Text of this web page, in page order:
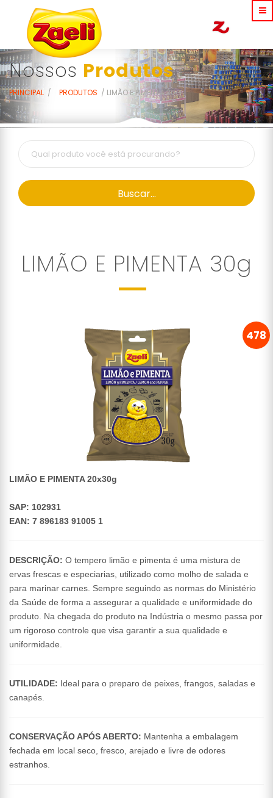
Nossos Produtos
PRINCIPAL PRODUTOS LIMÃO E PIMENTA 30G
Buscar...
LIMÃO E PIMENTA 30g
478
LIMÃO E PIMENTA 20x30g
SAP: 102931
EAN: 7 896183 91005 1
DESCRIÇÃO: O tempero limão e pimenta é uma mistura de
ervas frescas e especiarias, utilizado como molho de salada e
para marinar carnes. Sempre seguindo as normas do Ministério
da Saúde de forma a assegurar a qualidade e uniformidade do
produto. Na chegada do produto na Indústria o mesmo passa por
um rigoroso controle que visa garantir a sua qualidade e
uniformidade.
UTILIDADE: Ideal para o preparo de peixes, frangos, saladas e
canapés.
CONSERVAÇÃO APÓS ABERTO: Mantenha a embalagem
fechada em local seco, fresco, arejado e livre de odores
estranhos.